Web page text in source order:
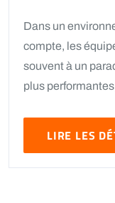
Dans un
compte, les
souvent à un
plus
LIRE LES